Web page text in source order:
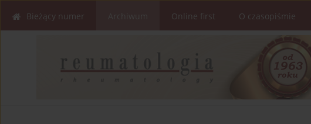
Bieżący numer Online first O czasopiśmie